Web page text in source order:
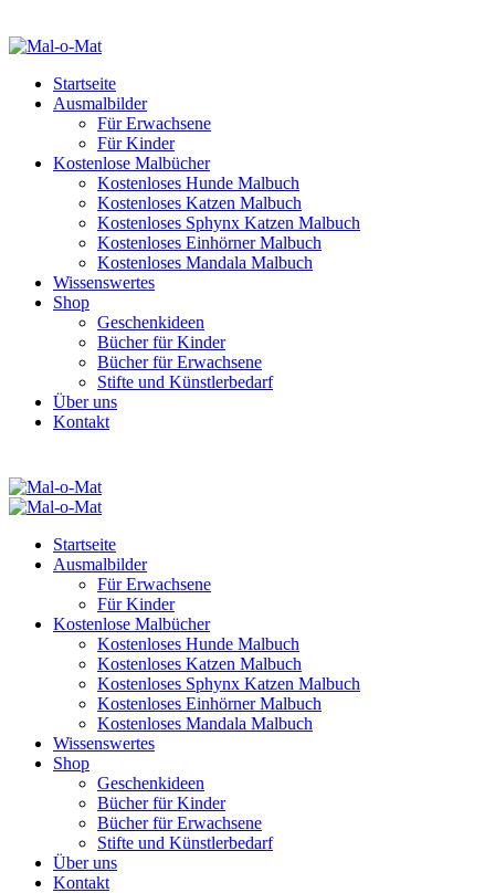
Startseite
Ausmalbilder
Für Erwachsene
Für Kinder
Kostenlose Malbücher
Kostenloses Hunde Malbuch
Kostenloses Katzen Malbuch
Kostenloses Sphynx Katzen Malbuch
Kostenloses Einhörner Malbuch
Kostenloses Mandala Malbuch
Wissenswertes
Shop
Geschenkideen
Bücher für Kinder
Bücher für Erwachsene
Stifte und Künstlerbedarf
Über uns
Kontakt
Startseite
Ausmalbilder
Für Erwachsene
Für Kinder
Kostenlose Malbücher
Kostenloses Hunde Malbuch
Kostenloses Katzen Malbuch
Kostenloses Sphynx Katzen Malbuch
Kostenloses Einhörner Malbuch
Kostenloses Mandala Malbuch
Wissenswertes
Shop
Geschenkideen
Bücher für Kinder
Bücher für Erwachsene
Stifte und Künstlerbedarf
Über uns
Kontakt